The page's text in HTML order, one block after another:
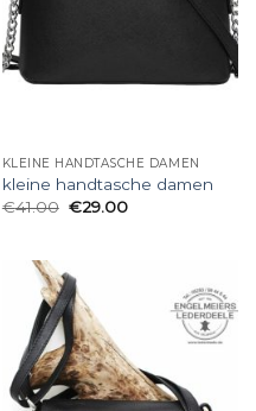
KLEINE HANDTASCHE DAMEN
kleine handtasche damen
€41.00 €29.00